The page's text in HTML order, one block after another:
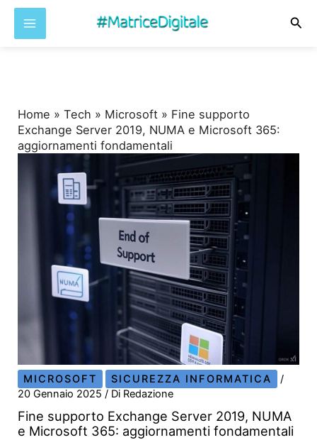
Home »Tech » Microsoft » Fine supporto
Exchange Server 2019, NUMA e Microsoft 365:
aggiornamenti fondamentali
MICROSOFT SICUREZZA INFORMATICA
/
20 Gennaio 2025/ Di Redazione
Fine supporto Exchange Server 2019, NUMA
e Microsoft 365: aggiornamenti fondamentali